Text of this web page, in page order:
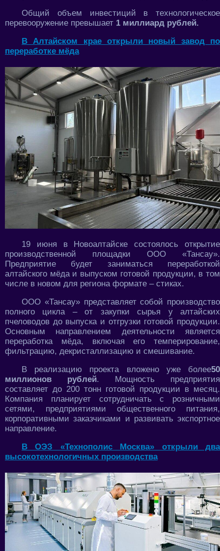
Общий объем инвестиций в технологическое
перевооружение превышает 1 миллиард рублей.
В Алтайском крае открыли новый завод по
переработке мёда
19 июня в Новоалтайске состоялось открытие
производственной площадки ООО «Тансау».
Предприятие будет заниматься переработкой
алтайского мёда и выпуском готовой продукции, в том
числе в новом для региона формате – стиках.
ООО «Тансау» представляет собой производство
полного цикла – от закупки сырья у алтайских
пчеловодов до выпуска и отгрузки готовой продукции.
Основным направлением деятельности является
переработка мёда, включая его темперирование,
фильтрацию, декристаллизацию и смешивание.
В реализацию проекта вложено уже более50
миллионов рублей. Мощность предприятия
составляет до 200 тонн готовой продукции в месяц.
Компания планирует сотрудничать с розничными
сетями, предприятиями общественного питания,
корпоративными заказчиками и развивать экспортное
направление.
В ОЭЗ «Технополис Москва» открыли два
высокотехнологичных производства